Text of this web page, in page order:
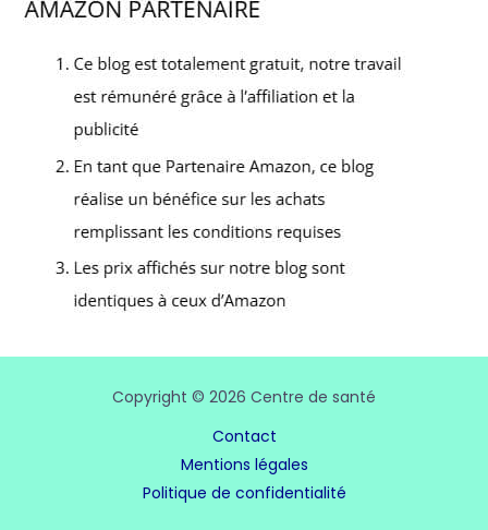
Copyright © 2026 Centre de santé
Contact
Mentions légales
Politique de confidentialité